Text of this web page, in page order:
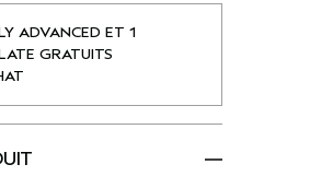
ADVANCED ET 1
GRATUITS